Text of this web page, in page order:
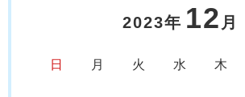
2023年 12 月
日 月 火 水 木